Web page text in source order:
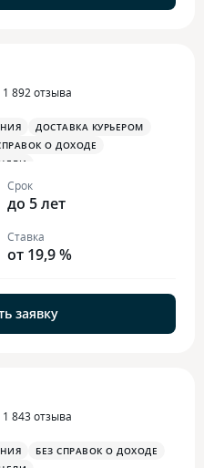
1 892 отзыва
ДОСТАВКА КУРЬЕРОМ
О ДОХОДЕ
Срок
до 5 лет
Ставка
от 19,9 %
заявку
1 843 отзыва
БЕЗ СПРАВОК О ДОХОДЕ